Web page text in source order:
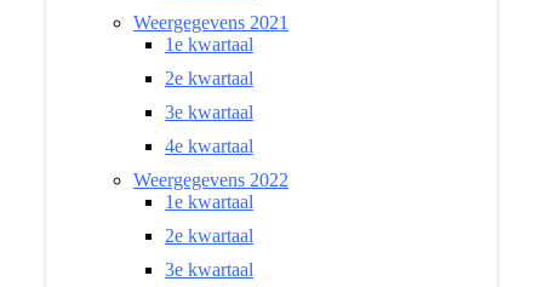
Weergegevens 2021
1e kwartaal
2e kwartaal
3e kwartaal
4e kwartaal
Weergegevens 2022
1e kwartaal
2e kwartaal
3e kwartaal